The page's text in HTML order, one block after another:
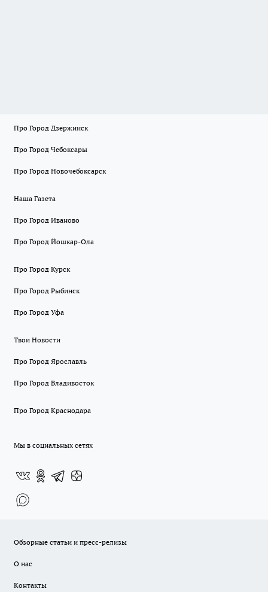
Про Город Дзержинск
Про Город Чебоксары
Про Город Новочебоксарск
Наша Газета
Про Город Иваново
Про Город Йошкар-Ола
Про Город Курск
Про Город Рыбинск
Про Город Уфа
Твои Новости
Про Город Ярославль
Про Город Владивосток
Про Город Краснодара
Мы в социальных сетях
Обзорные статьи и пресс-релизы
О нас
Контакты